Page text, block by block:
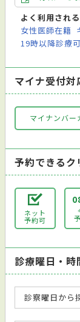
よく利用され
女性医師在籍
19時以降診療可
マイナ受付
マイナンバー
予約できるク
ネット
予約可
診療曜日・時
診察曜日から